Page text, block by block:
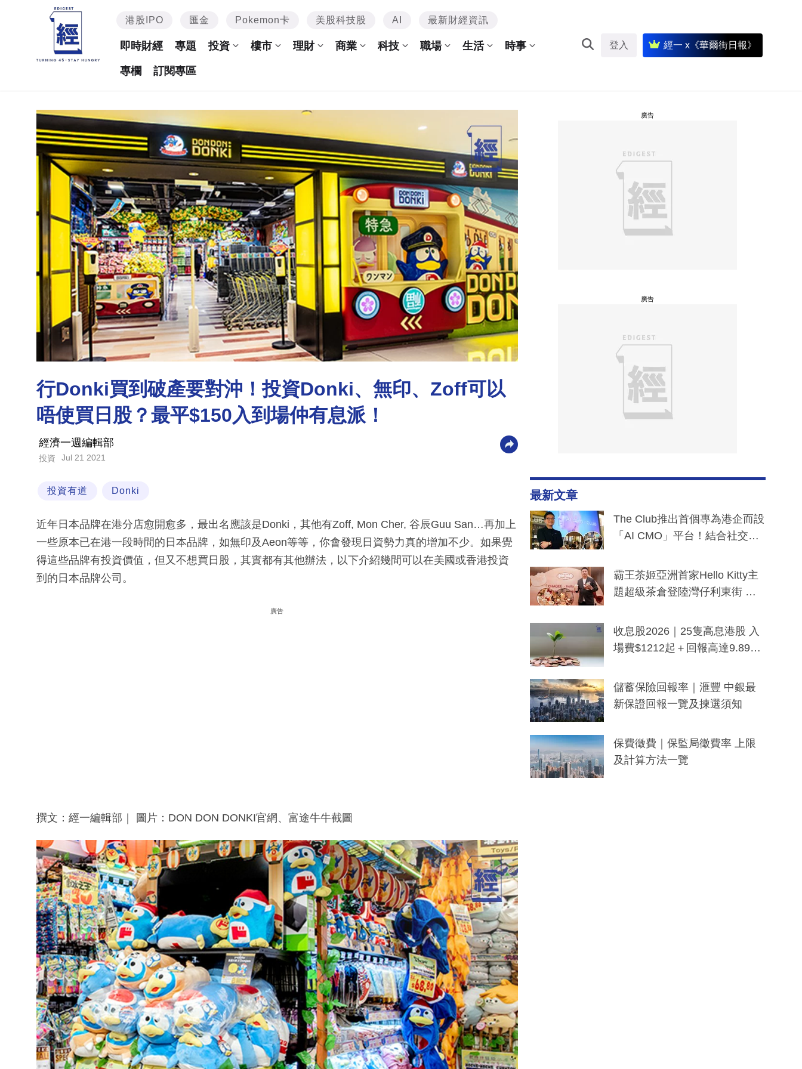
港股IPO 匯金 Pokemon卡 美股科技股 AI 最新財經資訊
即時財經 專題 投資 樓市 理財 商業 科技 職場 生活 時事
專欄 訂閱專區
登入 經一 x《華爾街日報》
行Donki買到破產要對沖！投資Donki、無印、Zoff可以
唔使買日股？最平$150入到場仲有息派！
經濟一週編輯部
投資 Jul 21 2021
投資有道 Donki
近年日本品牌在港分店愈開愈多，最出名應該是Donki，其他有Zoff, Mon Cher, 谷辰Guu San…再加上
一些原本已在港一段時間的日本品牌，如無印及Aeon等等，你會發現日資勢力真的增加不少。如果覺
得這些品牌有投資價值，但又不想買日股，其實都有其他辦法，以下介紹幾間可以在美國或香港投資
到的日本品牌公司。
廣告
撰文：經一編輯部｜ 圖片：DON DON DONKI官網、富途牛牛截圖
廣告
廣告
最新文章
The Club推出首個專為港企而設
「AI CMO」平台！結合社交聆
分鐘生成「貼地」宣傳短片
霸王茶姬亞洲首家Hello Kitty主
題超級茶倉登陸灣仔利東街 推
y及香港限定特調系列
收息股2026｜25隻高息港股 入
場費$1212起＋回報高達9.89
儲蓄保險回報率｜滙豐 中銀最
新保證回報一覽及揀選須知
保費徵費｜保監局徵費率 上限
及計算方法一覽